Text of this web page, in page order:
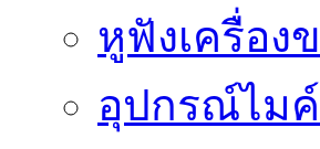
หูฟังเครื่อง
อุปกรณ์ไมค์